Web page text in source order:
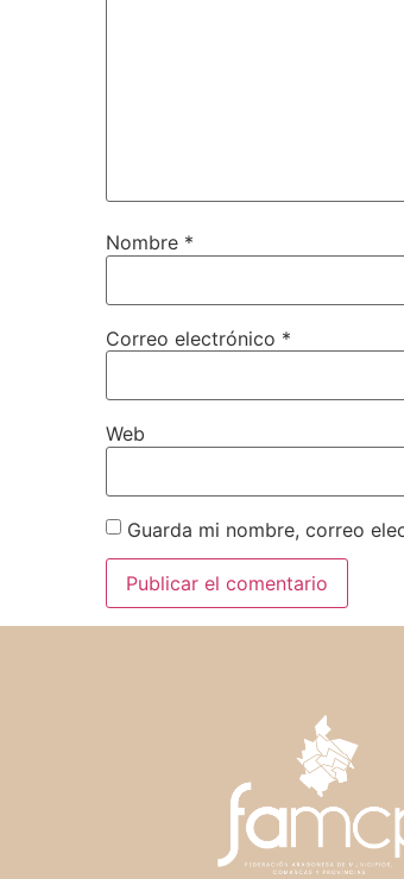
Nombre *
Correo electrónico *
Web
Guarda mi nombre, correo